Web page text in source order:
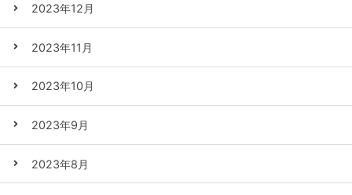
2023年12月
2023年11月
2023年10月
2023年9月
2023年8月